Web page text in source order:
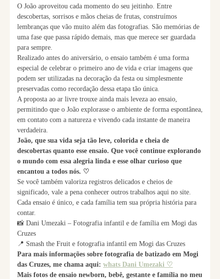
O João aproveitou cada momento do seu jeitinho. Entre
descobertas, sorrisos e mãos cheias de frutas, construímos
lembranças que vão muito além das fotografias. São memórias de
uma fase que passa rápido demais, mas que merece ser guardada
para sempre.
Realizado antes do aniversário, o ensaio também é uma forma
especial de celebrar o primeiro ano de vida e criar imagens que
podem ser utilizadas na decoração da festa ou simplesmente
preservadas como recordação dessa etapa tão única.
A proposta ao ar livre trouxe ainda mais leveza ao ensaio,
permitindo que o João explorasse o ambiente de forma espontânea,
em contato com a natureza e vivendo cada instante de maneira
verdadeira.
João, que sua vida seja tão leve, colorida e cheia de
descobertas quanto esse ensaio. Que você continue explorando
o mundo com essa alegria linda e esse olhar curioso que
encantou a todos nós. ♡
Se você também valoriza registros delicados e cheios de
significado, vale a pena conhecer outros trabalhos aqui no site.
Cada ensaio é único, e cada família tem sua própria história para
contar.
📸 Dani Umezaki – Fotografia infantil e de família em Mogi das
Cruzes
📍 Smash the Fruit e fotografia infantil em Mogi das Cruzes
Para mais informações sobre fotografia de batizado em Mogi
das Cruzes, me chama aqui: whats Dani Umezaki ♡
Mais fotos de ensaio newborn, bebê, gestante e família no meu